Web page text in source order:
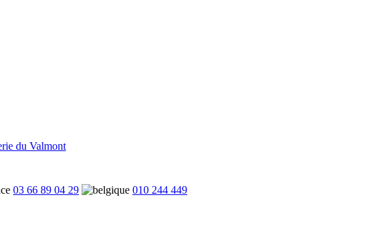
03 66 89 04 29
010 244 449